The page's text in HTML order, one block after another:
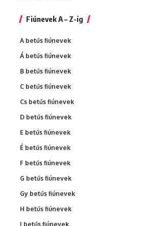
Fiúnevek A – Z-ig
A betűs fiúnevek
Á betűs fiúnevek
B betűs fiúnevek
C betűs fiúnevek
Cs betűs fiúnevek
D betűs fiúnevek
E betűs fiúnevek
É betűs fiúnevek
F betűs fiúnevek
G betűs fiúnevek
Gy betűs fiúnevek
H betűs fiúnevek
I betűs fiúnevek